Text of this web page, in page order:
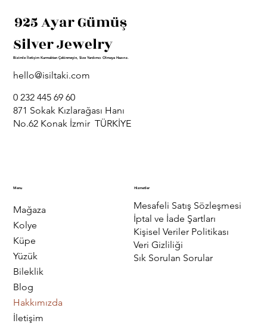
925 Ayar Gümüş
Silver Jewelry
Bizimle İletişim Kurmaktan Çekinmeyin, Size Yardımcı Olmaya Hazırız.
hello@isiltaki.com
0 232 445 69 60
871 Sokak Kızlarağası Hanı
No.62 Konak İzmir TÜRKİYE
Menu
Mağaza
Kolye
Küpe
Yüzük
Bileklik
Blog
Hakkımızda
İletişim
Hizmetler
Mesafeli Satış Sözleşmesi
İptal ve İade Şartları
Kişisel Veriler Politikası
Veri Gizliliği
Sık Sorulan Sorular